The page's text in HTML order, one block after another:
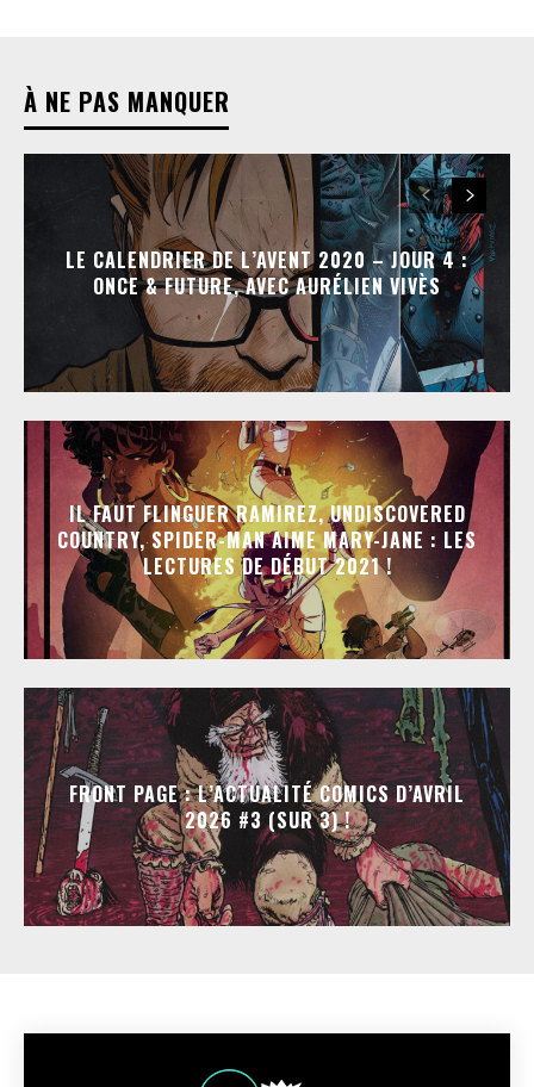
À NE PAS MANQUER
LE CALENDRIER DE L’AVENT 2020 – JOUR 4 :
ONCE & FUTURE, AVEC AURÉLIEN VIVÈS
IL FAUT FLINGUER RAMIREZ, UNDISCOVERED
COUNTRY, SPIDER-MAN AIME MARY-JANE : LES
LECTURES DE DÉBUT 2021 !
FRONT PAGE : L’ACTUALITÉ COMICS D’AVRIL
2026 #3 (SUR 3) !